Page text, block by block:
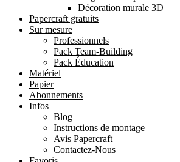
Décoration murale 3D
Papercraft gratuits
Sur mesure
Professionnels
Pack Team-Building
Pack Éducation
Matériel
Papier
Abonnements
Infos
Blog
Instructions de montage
Avis Papercraft
Contactez-Nous